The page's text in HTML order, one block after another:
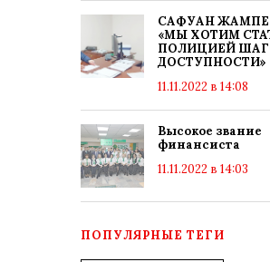
САФУАН
«МЫ ХОТИМ
ПОЛИЦИЕЙ
ДОСТУПНОСТИ»
11.11.2022 в 14:08
Высокое звание
финансиста
11.11.2022 в 14:03
ПОПУЛЯРНЫЕ ТЕГИ